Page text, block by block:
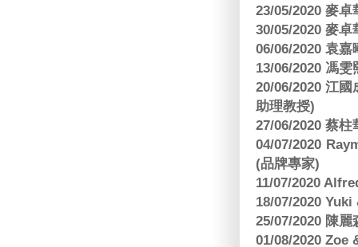
23/05/2020 麥
30/05/2020 麥
06/06/2020 袁
13/06/2020 馮
20/06/2020 江
助理教授)
27/06/2020 蔡
04/07/2020
(品牌專家)
11/07/2020
18/07/2020
25/07/2020 陳
01/08/2020 Zoe